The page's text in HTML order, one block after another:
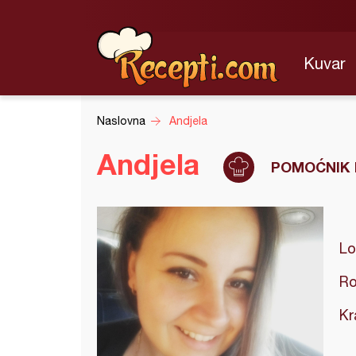
Kuvar
Naslovna Andjela
Andjela POMOĆNIK